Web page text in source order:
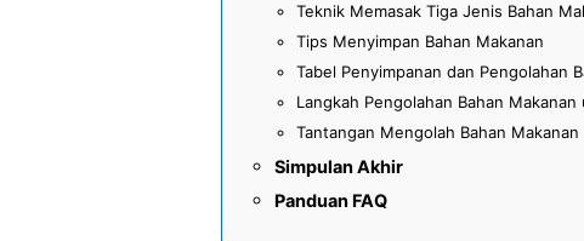
Teknik Memasak Tiga Jenis Bahan
Tips Menyimpan Bahan Makanan
Tabel Penyimpanan dan Pengolahan
Langkah Pengolahan Bahan
Tantangan Mengolah Bahan
Simpulan Akhir
Panduan FAQ